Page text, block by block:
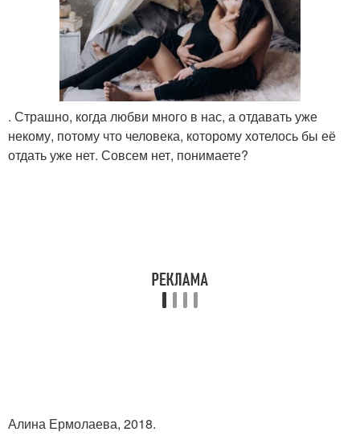
. Страшно, когда любви много в нас, а отдавать уже
некому, потому что человека, которому хотелось бы её
отдать уже нет. Совсем нет, понимаете?
Алина Ермолаева, 2018.